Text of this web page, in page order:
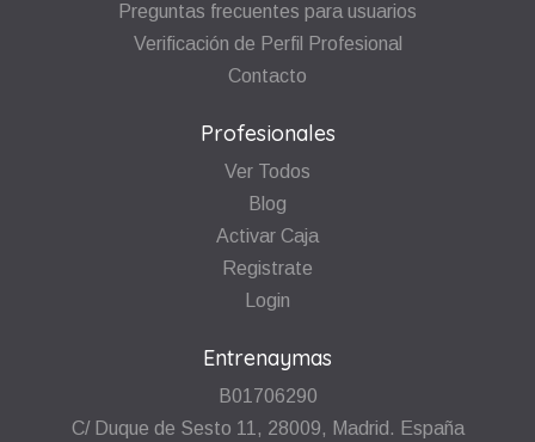
Preguntas frecuentes para usuarios
Verificación de Perfil Profesional
Contacto
Profesionales
Ver Todos
Blog
Activar Caja
Registrate
Login
Entrenaymas
B01706290
C/ Duque de Sesto 11, 28009, Madrid. España